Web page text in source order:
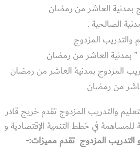
بمدنية العاشر من رمضان
الصالحية .
والتدريب المزدوج
” بمدنية العاشر من رمضان
المزدوج بمدنية العاشر من رمضان
من رمضان
والتدريب المزدوج تقدم خريج قادر
في خطط التنمية الإقتصادية و
التدريب المزدوج تقدم مميزات:-